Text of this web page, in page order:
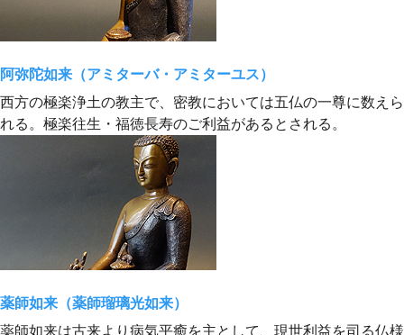
阿弥陀如来（アミターバ・アミターユス）
西方の極楽浄土の教主で、密教においては五仏の一尊に数えら
れる。極楽往生・福徳長寿のご利益があるとされる。
薬師如来（薬師瑠璃光如来）
薬師如来は古来より病気平癒を主として、現世利益を司る仏様